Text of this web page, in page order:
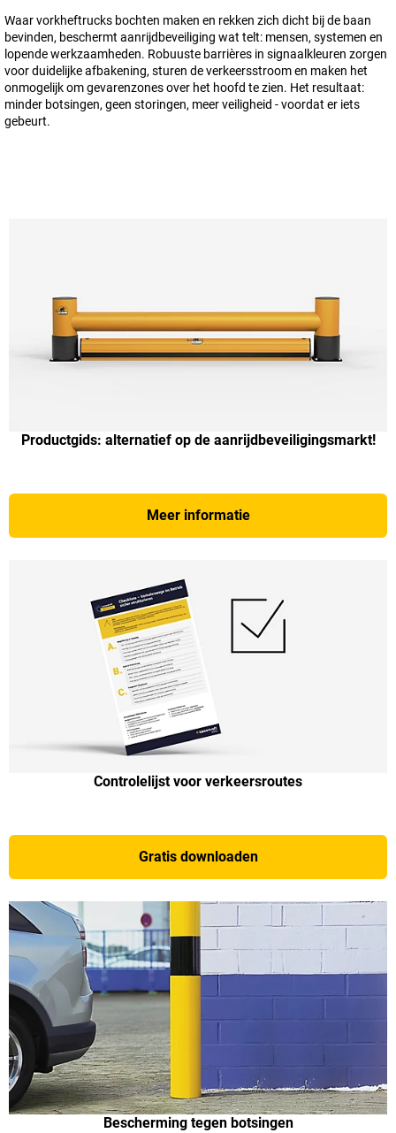
Waar vorkheftrucks bochten maken en rekken zich dicht bij de baan
bevinden, beschermt aanrijdbeveiliging wat telt: mensen, systemen en
lopende werkzaamheden. Robuuste barrières in signaalkleuren zorgen
voor duidelijke afbakening, sturen de verkeersstroom en maken het
onmogelijk om gevarenzones over het hoofd te zien. Het resultaat:
minder botsingen, geen storingen, meer veiligheid - voordat er iets
gebeurt.
Productgids: alternatief op de aanrijdbeveiligingsmarkt!
Meer informatie
Controlelijst voor verkeersroutes
Gratis downloaden
Bescherming tegen botsingen